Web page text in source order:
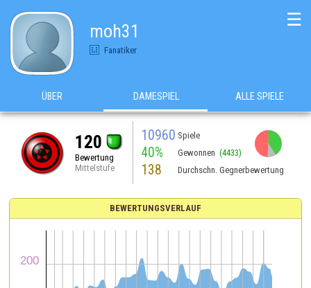
moh31
Fanatiker
☰
ÜBER DAMESPIEL ALLE SPIELE
120
Bewertung
Mittelstufe
10960 Spiele
40% Gewonnen (4433)
138 Durchschn. Gegnerbewertung
BEWERTUNGSVERLAUF